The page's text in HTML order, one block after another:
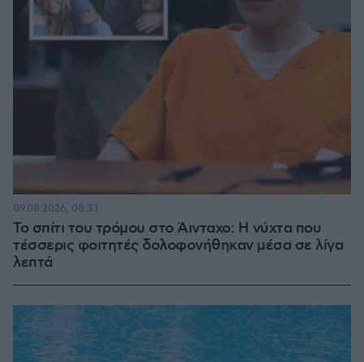
Το σπίτι του τρόμου στο Άινταχο: Η νύχτα που
τέσσερις φοιτητές δολοφονήθηκαν μέσα σε λίγα
λεπτά
09.08.2026, 08:33